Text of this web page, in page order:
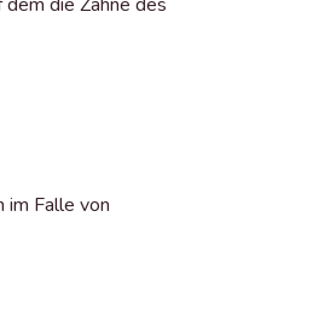
im Falle von